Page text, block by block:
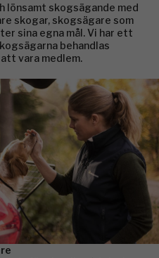
skogsägande med
skogar, skogsägare som
sina egna mål. Vi har ett
behandlas
vara medlem.